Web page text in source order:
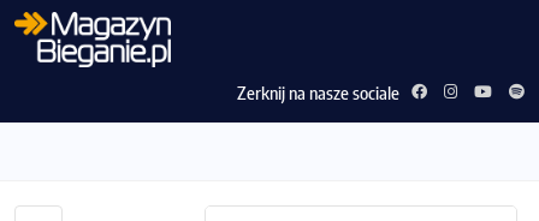
Zerknij na nasze sociale